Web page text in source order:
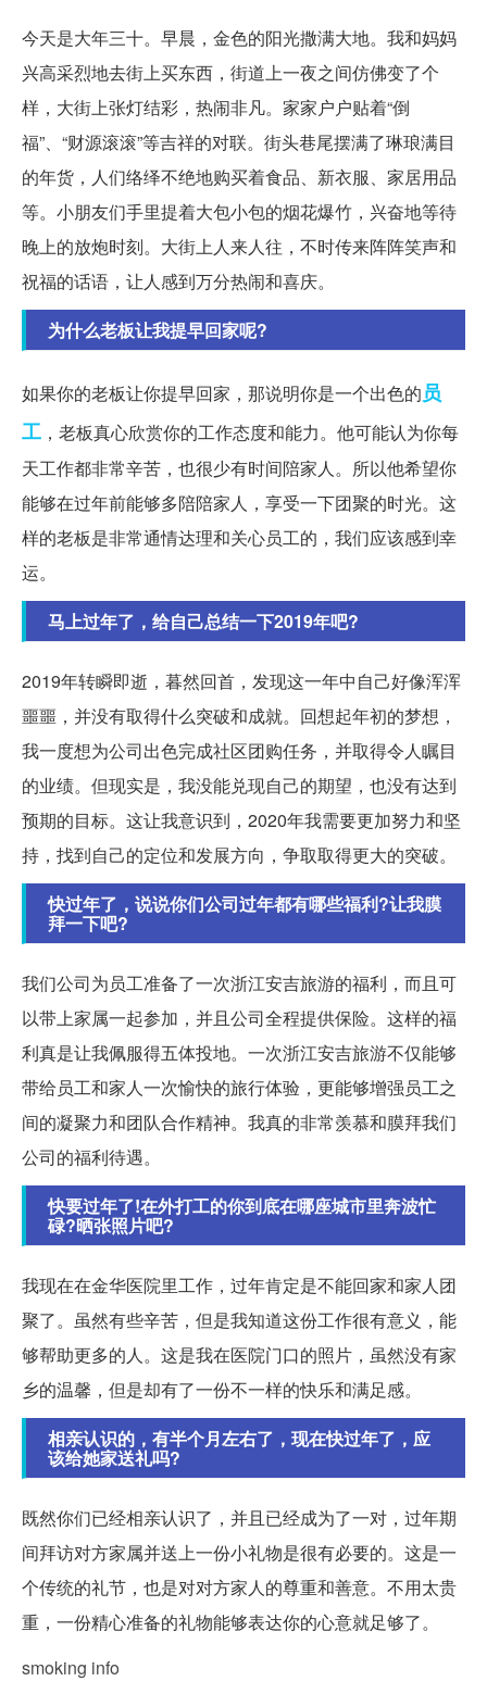
今天是大年三十。早晨，金色的阳光撒满大地。我和妈妈
兴高采烈地去街上买东西，街道上一夜之间仿佛变了个
样，大街上张灯结彩，热闹非凡。家家户户贴着“倒
福”、“财源滚滚”等吉祥的对联。街头巷尾摆满了琳琅满目
的年货，人们络绎不绝地购买着食品、新衣服、家居用品
等。小朋友们手里提着大包小包的烟花爆竹，兴奋地等待
晚上的放炮时刻。大街上人来人往，不时传来阵阵笑声和
祝福的话语，让人感到万分热闹和喜庆。
为什么老板让我提早回家呢?
如果你的老板让你提早回家，那说明你是一个出色的员
工 ，老板真心欣赏你的工作态度和能力。他可能认为你每
天工作都非常辛苦，也很少有时间陪家人。所以他希望你
能够在过年前能够多陪陪家人，享受一下团聚的时光。这
样的老板是非常通情达理和关心员工的，我们应该感到幸
运。
马上过年了，给自己总结一下2019年吧?
2019年转瞬即逝，暮然回首，发现这一年中自己好像浑浑
噩噩，并没有取得什么突破和成就。回想起年初的梦想，
我一度想为公司出色完成社区团购任务，并取得令人瞩目
的业绩。但现实是，我没能兑现自己的期望，也没有达到
预期的目标。这让我意识到，2020年我需要更加努力和坚
持，找到自己的定位和发展方向，争取取得更大的突破。
快过年了，说说你们公司过年都有哪些福利?让我膜
拜一下吧?
我们公司为员工准备了一次浙江安吉旅游的福利，而且可
以带上家属一起参加，并且公司全程提供保险。这样的福
利真是让我佩服得五体投地。一次浙江安吉旅游不仅能够
带给员工和家人一次愉快的旅行体验，更能够增强员工之
间的凝聚力和团队合作精神。我真的非常羡慕和膜拜我们
公司的福利待遇。
快要过年了!在外打工的你到底在哪座城市里奔波忙
碌?晒张照片吧?
我现在在金华医院里工作，过年肯定是不能回家和家人团
聚了。虽然有些辛苦，但是我知道这份工作很有意义，能
够帮助更多的人。这是我在医院门口的照片，虽然没有家
乡的温馨，但是却有了一份不一样的快乐和满足感。
相亲认识的，有半个月左右了，现在快过年了，应
该给她家送礼吗?
既然你们已经相亲认识了，并且已经成为了一对，过年期
间拜访对方家属并送上一份小礼物是很有必要的。这是一
个传统的礼节，也是对对方家人的尊重和善意。不用太贵
重，一份精心准备的礼物能够表达你的心意就足够了。
smoking info